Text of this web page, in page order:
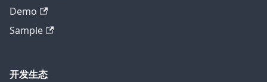
Demo
Sample
开发生态